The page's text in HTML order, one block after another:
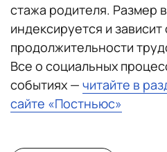
стажа родителя. Размер
индексируется и зависит
продолжительности
Все о социальных
событиях — читайте в
сайте «Постньюс»